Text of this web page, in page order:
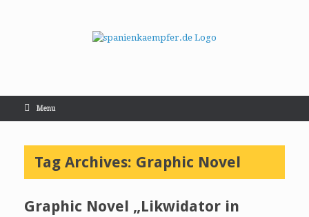
Menu
Tag Archives: Graphic Novel
Graphic Novel „Likwidator in